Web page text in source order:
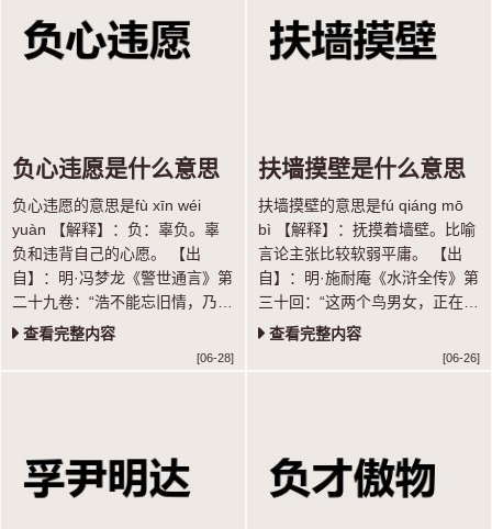
负心违愿是什么意思
负心违愿的意思是fù xīn wéi
yuàn 【解释】：负：辜负。辜
负和违背自己的心愿。 【出
自】：明·冯梦龙《警世通言》第
二十九卷：“浩不能忘旧情，乃遣
惠寂密告莺曰：‘浩非负心，实被
季父所逼，复与孙氏结亲，负心
查看完整内容
[06-28]
扶墙摸壁是什么意思
扶墙摸壁的意思是fú qiáng mō
bì 【解释】：抚摸着墙壁。比喻
言论主张比较软弱平庸。 【出
自】：明·施耐庵《水浒全传》第
三十回：“这两个鸟男女，正在缸
里扶墙摸壁扎挣。”
查看完整内容
[06-26]